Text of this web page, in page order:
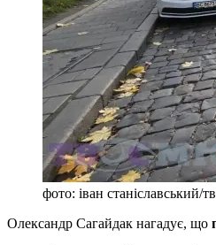
фото: іван станіславський/
Олександр Сагайдак нагадує, що